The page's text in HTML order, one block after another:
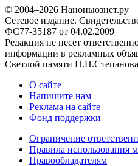
© 2004–2026 Наноньюзнет.ру
Сетевое издание.
ФС77-35187 от 04.02.2009
Редакция не несет
информации в рекламных
Светлой памяти Н.П.Степанова
О сайте
Напишите нам
Реклама на сайте
Фонд поддержки
Ограничение
Правила использования
Правообладателям